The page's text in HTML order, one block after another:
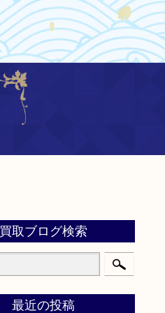
買取ブログ検索
最近の投稿